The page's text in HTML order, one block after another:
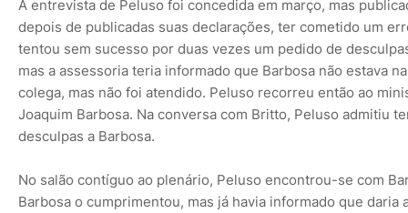
A entrevista de Peluso foi concedida em março, mas
depois de publicadas suas declarações, ter cometido um
tentou sem sucesso por duas vezes um pedido de
mas a assessoria teria informado que Barbosa não estava
colega, mas não foi atendido. Peluso recorreu então ao
Joaquim Barbosa. Na conversa com Britto, Peluso admitiu
desculpas a Barbosa.
No salão contíguo ao plenário, Peluso encontrou-se com
Barbosa o cumprimentou, mas já havia informado que